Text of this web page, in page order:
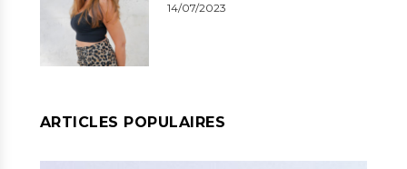
14/07/2023
ARTICLES POPULAIRES